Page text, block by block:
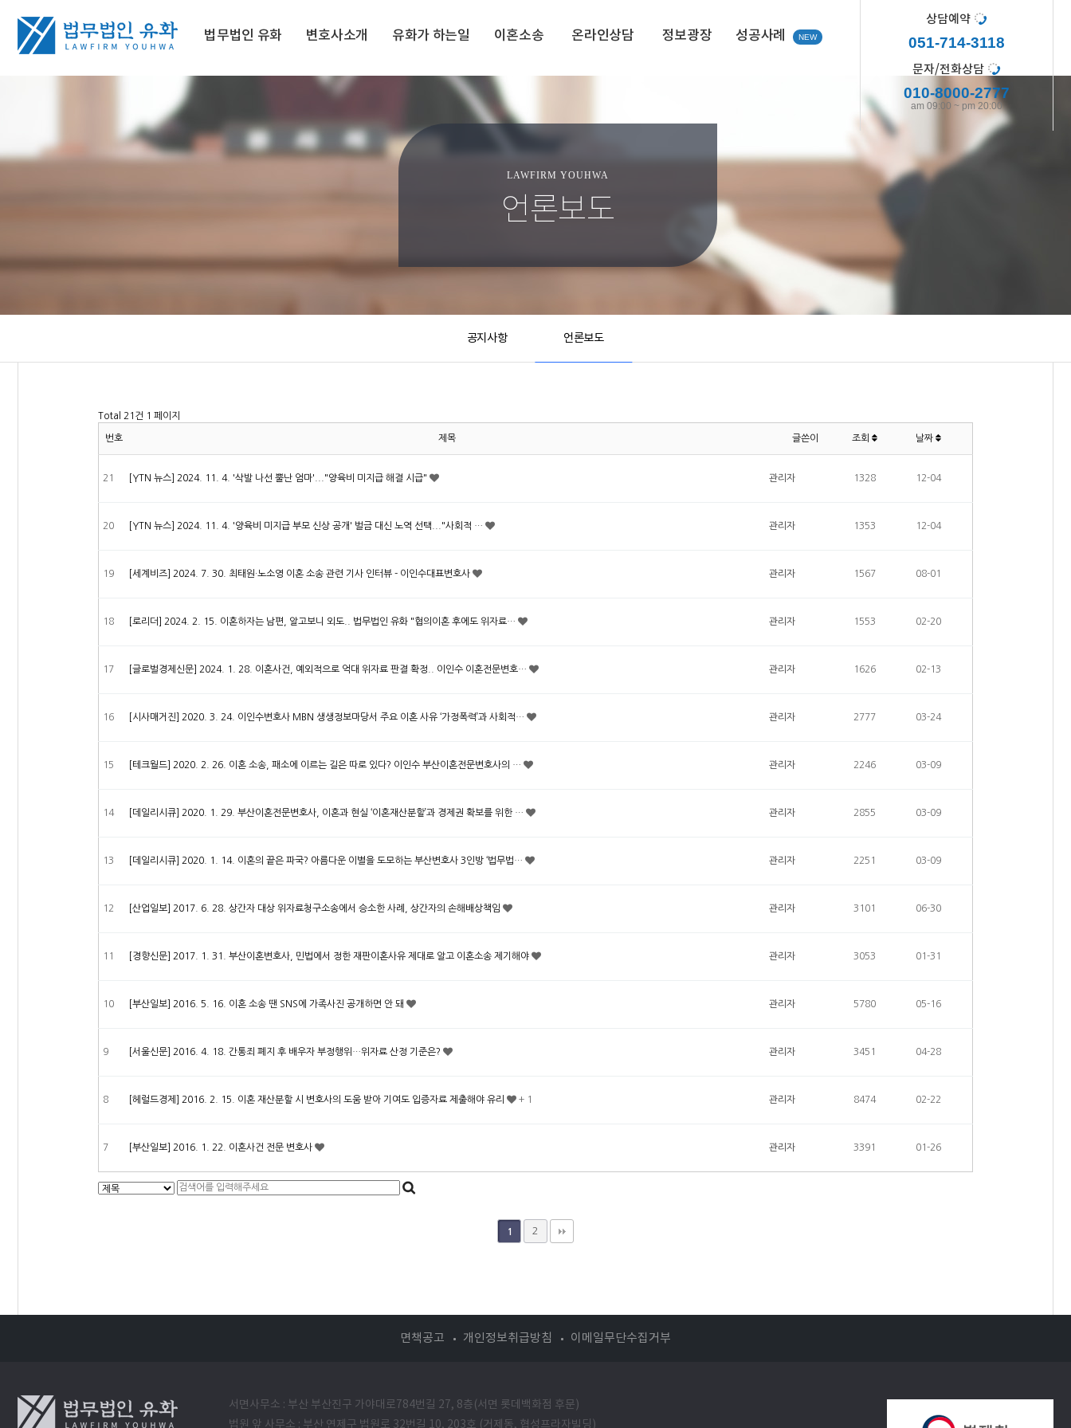
법무법인 유화 변호사소개 유화가 하는일 이혼소송 온라인상담 정보광장 성공사례
상담예약
051-714-3118
문자/전화상담
010-8000-2777
am 09:00 ~ pm 20:00
LAWFIRM YOUHWA
언론보도
공지사항 언론보도
Total 21건 1 페이지
번호 제목 글쓴이 조회 날짜
21 [YTN 뉴스] 2024. 11. 4. '삭발 나선 뿔난 엄마'..."양육비 미지급 해결 시급" 관리자 1328 12-04
20 [YTN 뉴스] 2024. 11. 4. '양육비 미지급 부모 신상 공개' 벌금 대신 노역 선택..."사회적 … 관리자 1353 12-04
19 [세계비즈] 2024. 7. 30. 최태원·노소영 이혼 소송 관련 기사 인터뷰 - 이인수대표변호사 관리자 1567 08-01
18 [로리더] 2024. 2. 15. 이혼하자는 남편, 알고보니 외도.. 법무법인 유화 "협의이혼 후에도 위자료… 관리자 1553 02-20
17 [글로벌경제신문] 2024. 1. 28. 이혼사건, 예외적으로 억대 위자료 판결 확정.. 이인수 이혼전문변호… 관리자 1626 02-13
16 [시사매거진] 2020. 3. 24. 이인수변호사 MBN 생생정보마당서 주요 이혼 사유 ‘가정폭력’과 사회적… 관리자 2777 03-24
15 [테크월드] 2020. 2. 26. 이혼 소송, 패소에 이르는 길은 따로 있다? 이인수 부산이혼전문변호사의 … 관리자 2246 03-09
14 [데일리시큐] 2020. 1. 29. 부산이혼전문변호사, 이혼과 현실 ‘이혼재산분할’과 경제권 확보를 위한 … 관리자 2855 03-09
13 [데일리시큐] 2020. 1. 14. 이혼의 끝은 파국? 아름다운 이별을 도모하는 부산변호사 3인방 ‘법무법… 관리자 2251 03-09
12 [산업일보] 2017. 6. 28. 상간자 대상 위자료청구소송에서 승소한 사례, 상간자의 손해배상책임 관리자 3101 06-30
11 [경향신문] 2017. 1. 31. 부산이혼변호사, 민법에서 정한 재판이혼사유 제대로 알고 이혼소송 제기해야 관리자 3053 01-31
10 [부산일보] 2016. 5. 16. 이혼 소송 땐 SNS에 가족사진 공개하면 안 돼 관리자 5780 05-16
9 [서울신문] 2016. 4. 18. 간통죄 폐지 후 배우자 부정행위…위자료 산정 기준은? 관리자 3451 04-28
8 [헤럴드경제] 2016. 2. 15. 이혼 재산분할 시 변호사의 도움 받아 기여도 입증자료 제출해야 유리 + 1 관리자 8474 02-22
7 [부산일보] 2016. 1. 22. 이혼사건 전문 변호사 관리자 3391 01-26
1 2
면책공고 개인정보취급방침 이메일무단수집거부
서면사무소 : 부산 부산진구 가야대로784번길 27, 8층(서면 롯데백화점 후문)
법원 앞 사무소 : 부산 연제구 법원로 32번길 10, 203호 (거제동, 협성프라자빌딩)